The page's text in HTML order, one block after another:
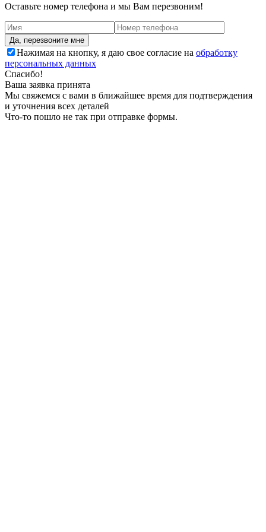
Оставьте номер телефона и мы Вам перезвоним!
Нажимая на кнопку, я даю свое согласие на обработку
персональных данных
Спасибо!
Ваша заявка принята
Мы свяжемся с вами в ближайшее время для подтверждения
и уточнения всех деталей
Что-то пошло не так при отправке формы.